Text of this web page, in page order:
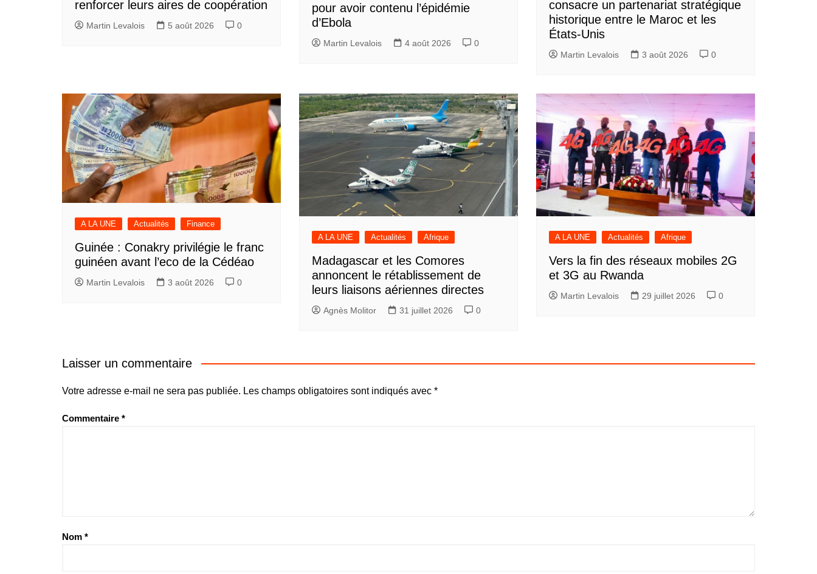
renforcer leurs aires de coopération
Martin Levalois 5 août 2026 0
pour avoir contenu l’épidémie
d’Ebola
Martin Levalois 4 août 2026 0
consacre un partenariat stratégique
historique entre le Maroc et les
États-Unis
Martin Levalois 3 août 2026 0
A LA UNE Actualités Finance
Guinée : Conakry privilégie le franc
guinéen avant l’eco de la Cédéao
Martin Levalois 3 août 2026 0
A LA UNE Actualités Afrique
Madagascar et les Comores
annoncent le rétablissement de
leurs liaisons aériennes directes
Agnès Molitor 31 juillet 2026 0
A LA UNE Actualités Afrique
Vers la fin des réseaux mobiles 2G
et 3G au Rwanda
Martin Levalois 29 juillet 2026 0
Laisser un commentaire
Votre adresse e-mail ne sera pas publiée. Les champs obligatoires sont indiqués avec *
Commentaire *
Nom *